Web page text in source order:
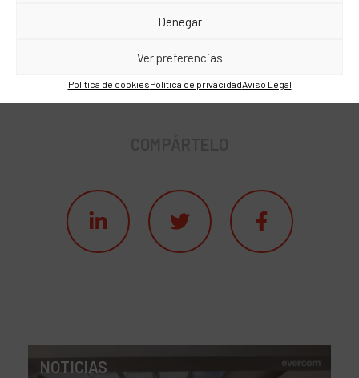
Denegar
Ver preferencias
Política de cookiesPolítica de privacidadAviso Legal
Así será la comunicación en 2017from
NOTICIAS